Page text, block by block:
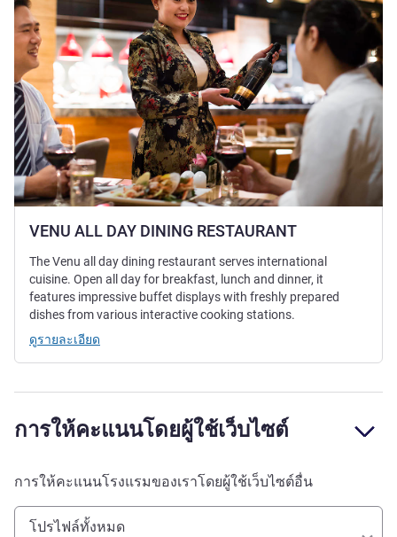
VENU ALL DAY DINING RESTAURANT
The Venu all day dining restaurant serves international
cuisine. Open all day for breakfast, lunch and dinner, it
features impressive buffet displays with freshly prepared
dishes from various interactive cooking stations.
ดูรายละเอียด
การให้คะแนนโดยผู้ใช้เว็บไซต์
การให้คะแนนโรงแรมของเราโดยผู้ใช้เว็บไซต์อื่น
โปรไฟล์ทั้งหมด